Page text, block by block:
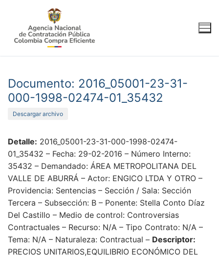
contenido
Documento: 2016_05001-23-31-
000-1998-02474-01_35432
Descargar archivo
Detalle: 2016_05001-23-31-000-1998-02474-
01_35432 – Fecha: 29-02-2016 – Número Interno:
35432 – Demandado: ÁREA METROPOLITANA DEL
VALLE DE ABURRÁ – Actor: ENGICO LTDA Y OTRO –
Providencia: Sentencias – Sección / Sala: Sección
Tercera – Subsección: B – Ponente: Stella Conto Díaz
Del Castillo – Medio de control: Controversias
Contractuales – Recurso: N/A – Tipo Contrato: N/A –
Tema: N/A – Naturaleza: Contractual – Descriptor:
PRECIOS UNITARIOS,EQUILIBRIO ECONÓMICO DEL